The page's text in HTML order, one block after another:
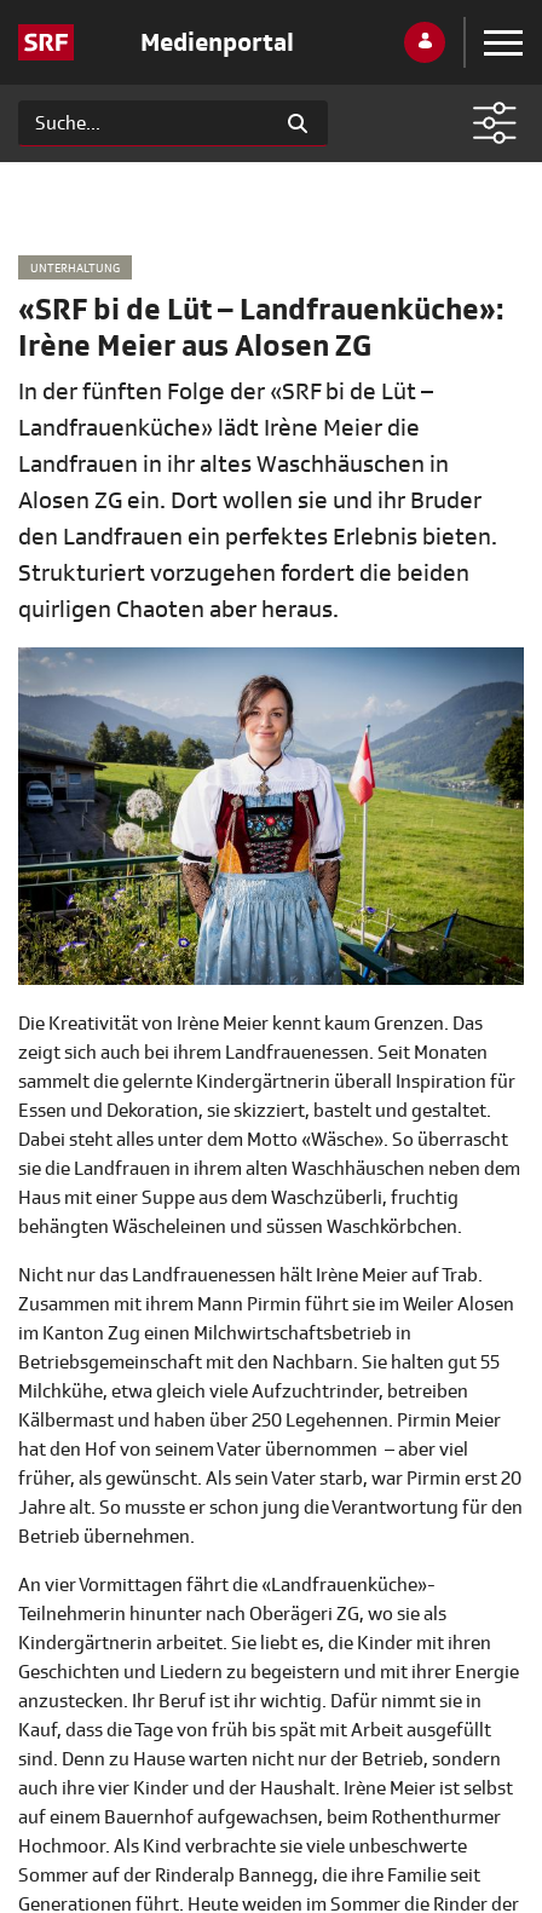
Medienportal
UNTERHALTUNG
«SRF bi de Lüt – Landfrauenküche»:
Irène Meier aus Alosen ZG
In der fünften Folge der «SRF bi de Lüt –
Landfrauenküche» lädt Irène Meier die
Landfrauen in ihr altes Waschhäuschen in
Alosen ZG ein. Dort wollen sie und ihr Bruder
den Landfrauen ein perfektes Erlebnis bieten.
Strukturiert vorzugehen fordert die beiden
quirligen Chaoten aber heraus.
Die Kreativität von Irène Meier kennt kaum Grenzen. Das
zeigt sich auch bei ihrem Landfrauenessen. Seit Monaten
sammelt die gelernte Kindergärtnerin überall Inspiration für
Essen und Dekoration, sie skizziert, bastelt und gestaltet.
Dabei steht alles unter dem Motto «Wäsche». So überrascht
sie die Landfrauen in ihrem alten Waschhäuschen neben dem
Haus mit einer Suppe aus dem Waschzüberli, fruchtig
behängten Wäscheleinen und süssen Waschkörbchen.
Nicht nur das Landfrauenessen hält Irène Meier auf Trab.
Zusammen mit ihrem Mann Pirmin führt sie im Weiler Alosen
im Kanton Zug einen Milchwirtschaftsbetrieb in
Betriebsgemeinschaft mit den Nachbarn. Sie halten gut 55
Milchkühe, etwa gleich viele Aufzuchtrinder, betreiben
Kälbermast und haben über 250 Legehennen. Pirmin Meier
hat den Hof von seinem Vater übernommen – aber viel
früher, als gewünscht. Als sein Vater starb, war Pirmin erst 20
Jahre alt. So musste er schon jung die Verantwortung für den
Betrieb übernehmen.
An vier Vormittagen fährt die «Landfrauenküche»-
Teilnehmerin hinunter nach Oberägeri ZG, wo sie als
Kindergärtnerin arbeitet. Sie liebt es, die Kinder mit ihren
Geschichten und Liedern zu begeistern und mit ihrer Energie
anzustecken. Ihr Beruf ist ihr wichtig. Dafür nimmt sie in
Kauf, dass die Tage von früh bis spät mit Arbeit ausgefüllt
sind. Denn zu Hause warten nicht nur der Betrieb, sondern
auch ihre vier Kinder und der Haushalt. Irène Meier ist selbst
auf einem Bauernhof aufgewachsen, beim Rothenthurmer
Hochmoor. Als Kind verbrachte sie viele unbeschwerte
Sommer auf der Rinderalp Bannegg, die ihre Familie seit
Generationen führt. Heute weiden im Sommer die Rinder der